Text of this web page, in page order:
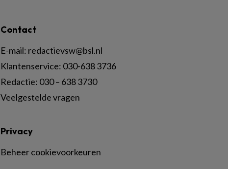
Contact
E-mail: redactievsw@bsl.nl
Klantenservice: 030-638 3736
Redactie: 030 – 638 3730
Veelgestelde vragen
Privacy
Beheer cookievoorkeuren